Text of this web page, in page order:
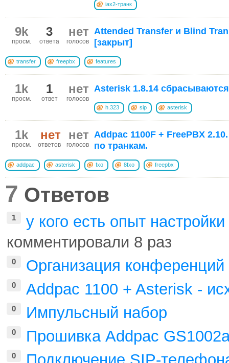
iax2-транк
нет
голосов
3
ответа
9k
просм.
Attended Transfer и Blind
[закрыт]
transfer freepbx features
нет
голосов
1
ответ
1k
просм.
Asterisk 1.8.14
h.323 sip asterisk
нет
голосов
нет
ответов
1k
просм.
Addpac 1100F + FreePBX
по транкам.
addpac asterisk fxo 8fxo freepbx
7 Ответов
1
у кого есть опыт
комментировали 8 раз
0 Организация конференций
0 Addpac 1100 + Asterisk -
0 Импульсный набор
0 Прошивка Addpac
0